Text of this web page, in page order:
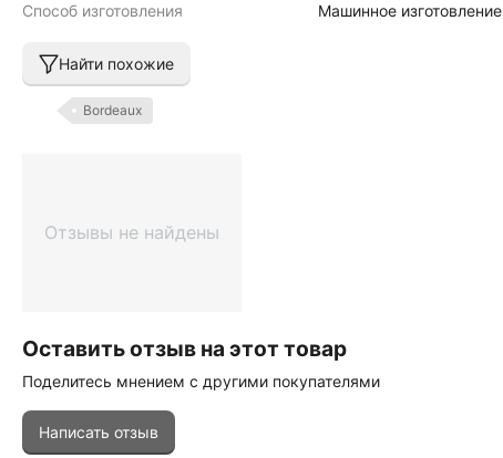
Способ изготовления
Машинное изготовление
Найти похожие
Bordeaux
Отзывы не найдены
Оставить отзыв на этот товар
Поделитесь мнением с другими покупателями
Написать отзыв